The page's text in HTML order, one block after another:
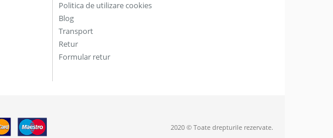
Politica de utilizare cookies
Blog
Transport
Retur
Formular retur
2020 © Toate drepturile rezervate.